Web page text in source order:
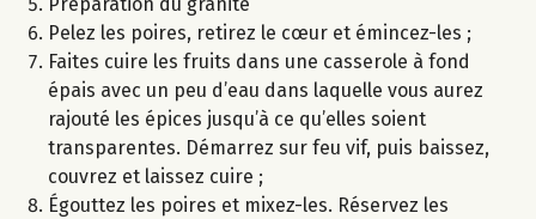
Pelez les poires, retirez le cœur et émincez-les ;
Faites cuire les fruits dans une casserole à fond
épais avec un peu d’eau dans laquelle vous aurez
rajouté les épices jusqu’à ce qu’elles soient
transparentes. Démarrez sur feu vif, puis baissez,
couvrez et laissez cuire ;
Égouttez les poires et mixez-les. Réservez les